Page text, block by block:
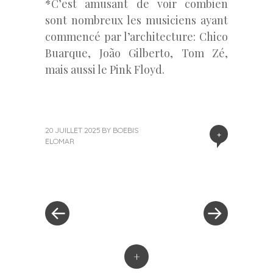
*C’est amusant de voir combien
sont nombreux les musiciens ayant
commencé par l’architecture: Chico
Buarque, João Gilberto, Tom Zé,
mais aussi le Pink Floyd.
+
20 JUILLET 2025 BY BOEBIS
ELOMAR
+